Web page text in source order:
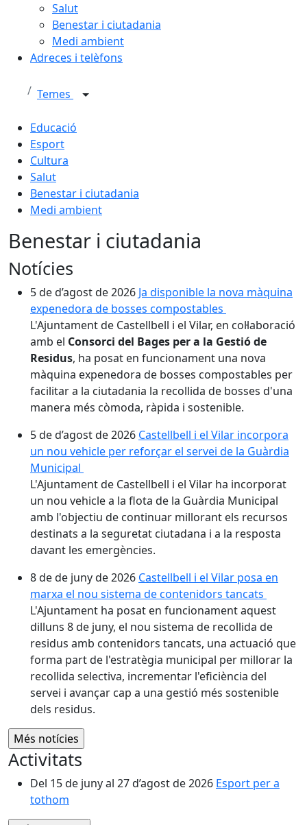
Salut
Benestar i ciutadania
Medi ambient
Adreces i telèfons
Temes
Educació
Esport
Cultura
Salut
Benestar i ciutadania
Medi ambient
Benestar i ciutadania
Notícies
5 de d’agost de 2026 Ja disponible la nova màquina
expenedora de bosses compostables
L'Ajuntament de Castellbell i el Vilar, en col·laboració
amb el Consorci del Bages per a la Gestió de
Residus, ha posat en funcionament una nova
màquina expenedora de bosses compostables per
facilitar a la ciutadania la recollida de bosses d'una
manera més còmoda, ràpida i sostenible.
5 de d’agost de 2026 Castellbell i el Vilar incorpora
un nou vehicle per reforçar el servei de la Guàrdia
Municipal
L'Ajuntament de Castellbell i el Vilar ha incorporat
un nou vehicle a la flota de la Guàrdia Municipal
amb l'objectiu de continuar millorant els recursos
destinats a la seguretat ciutadana i a la resposta
davant les emergències.
8 de de juny de 2026 Castellbell i el Vilar posa en
marxa el nou sistema de contenidors tancats
L'Ajuntament ha posat en funcionament aquest
dilluns 8 de juny, el nou sistema de recollida de
residus amb contenidors tancats, una actuació que
forma part de l'estratègia municipal per millorar la
recollida selectiva, incrementar l'eficiència del
servei i avançar cap a una gestió més sostenible
dels residus.
Activitats
Del 15 de juny al 27 d’agost de 2026 Esport per a
tothom